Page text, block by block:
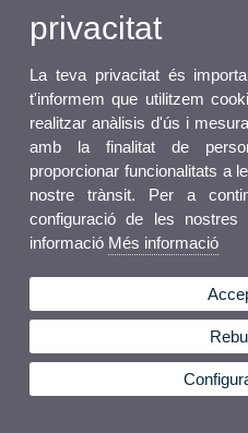
privacitat
La teva privacitat és
t'informem que utilitzem
realitzar anàlisis d'ús i
amb la finalitat de
proporcionar funcionalitats a
nostre trànsit. Per a
configuració de les
informació Més informació